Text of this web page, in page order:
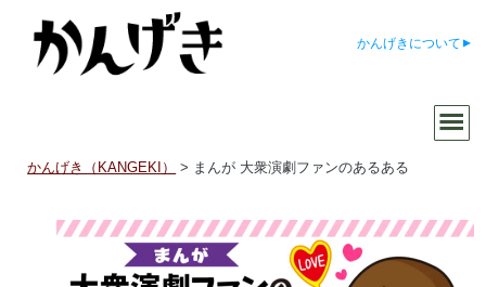
かんげきについて
かんげき（KANGEKI） > まんが 大衆演劇ファンのあるある